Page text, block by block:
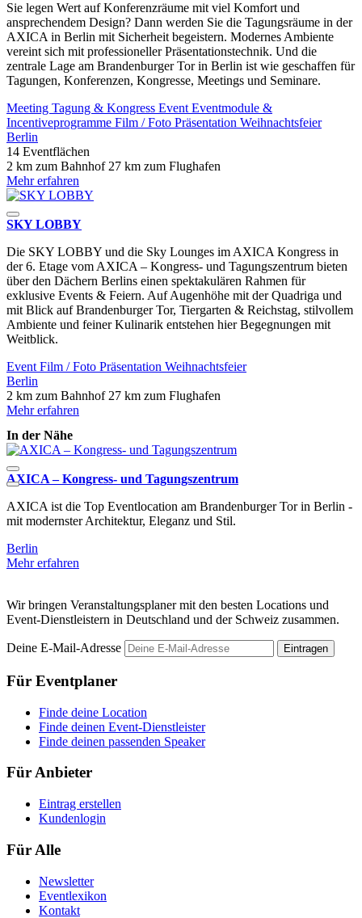
Sie legen Wert auf Konferenzräume mit viel Komfort und
ansprechendem Design? Dann werden Sie die Tagungsräume in der
AXICA in Berlin mit Sicherheit begeistern. Modernes Ambiente
vereint sich mit professioneller Präsentationstechnik. Und die
zentrale Lage am Brandenburger Tor in Berlin ist wie geschaffen für
Tagungen, Konferenzen, Kongresse, Meetings und Seminare.
Meeting Tagung & Kongress Event Eventmodule &
Incentiveprogramme Film / Foto Präsentation Weihnachtsfeier
Berlin
14 Eventflächen
2 km zum Bahnhof 27 km zum Flughafen
Mehr erfahren
SKY LOBBY
Die SKY LOBBY und die Sky Lounges im AXICA Kongress in
der 6. Etage vom AXICA – Kongress- und Tagungszentrum bieten
über den Dächern Berlins einen spektakulären Rahmen für
exklusive Events & Feiern. Auf Augenhöhe mit der Quadriga und
mit Blick auf Brandenburger Tor, Tiergarten & Reichstag, stilvollem
Ambiente und feiner Kulinarik entstehen hier Begegnungen mit
Weitblick.
Event Film / Foto Präsentation Weihnachtsfeier
Berlin
2 km zum Bahnhof 27 km zum Flughafen
Mehr erfahren
In der Nähe
AXICA – Kongress- und Tagungszentrum
AXICA ist die Top Eventlocation am Brandenburger Tor in Berlin -
mit modernster Architektur, Eleganz und Stil.
Berlin
Mehr erfahren
Wir bringen Veranstaltungsplaner mit den besten Locations und
Event-Dienstleistern in Deutschland und der Schweiz zusammen.
Deine E-Mail-Adresse Eintragen
Für Eventplaner
Finde deine Location
Finde deinen Event-Dienstleister
Finde deinen passenden Speaker
Für Anbieter
Eintrag erstellen
Kundenlogin
Für Alle
Newsletter
Eventlexikon
Kontakt